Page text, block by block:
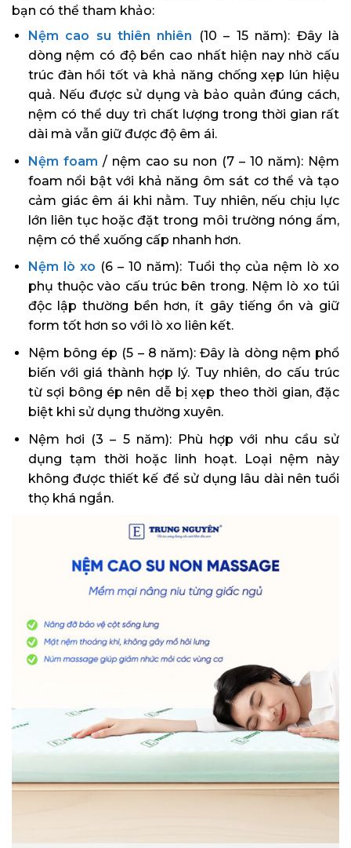
bạn có thể tham khảo:
Nệm cao su thiên nhiên (10 – 15 năm): Đây là
dòng nệm có độ bền cao nhất hiện nay nhờ cấu
trúc đàn hồi tốt và khả năng chống xẹp lún hiệu
quả. Nếu được sử dụng và bảo quản đúng cách,
nệm có thể duy trì chất lượng trong thời gian rất
dài mà vẫn giữ được độ êm ái.
Nệm foam / nệm cao su non (7 – 10 năm): Nệm
foam nổi bật với khả năng ôm sát cơ thể và tạo
cảm giác êm ái khi nằm. Tuy nhiên, nếu chịu lực
lớn liên tục hoặc đặt trong môi trường nóng ẩm,
nệm có thể xuống cấp nhanh hơn.
Nệm lò xo (6 – 10 năm): Tuổi thọ của nệm lò xo
phụ thuộc vào cấu trúc bên trong. Nệm lò xo túi
độc lập thường bền hơn, ít gây tiếng ồn và giữ
form tốt hơn so với lò xo liên kết.
Nệm bông ép (5 – 8 năm): Đây là dòng nệm phổ
biến với giá thành hợp lý. Tuy nhiên, do cấu trúc
từ sợi bông ép nên dễ bị xẹp theo thời gian, đặc
biệt khi sử dụng thường xuyên.
Nệm hơi (3 – 5 năm): Phù hợp với nhu cầu sử
dụng tạm thời hoặc linh hoạt. Loại nệm này
không được thiết kế để sử dụng lâu dài nên tuổi
thọ khá ngắn.